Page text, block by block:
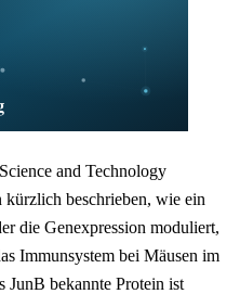
and Technology
beschrieben, wie ein
die Genexpression moduliert,
Immunsystem bei Mäusen im
bekannte Protein ist